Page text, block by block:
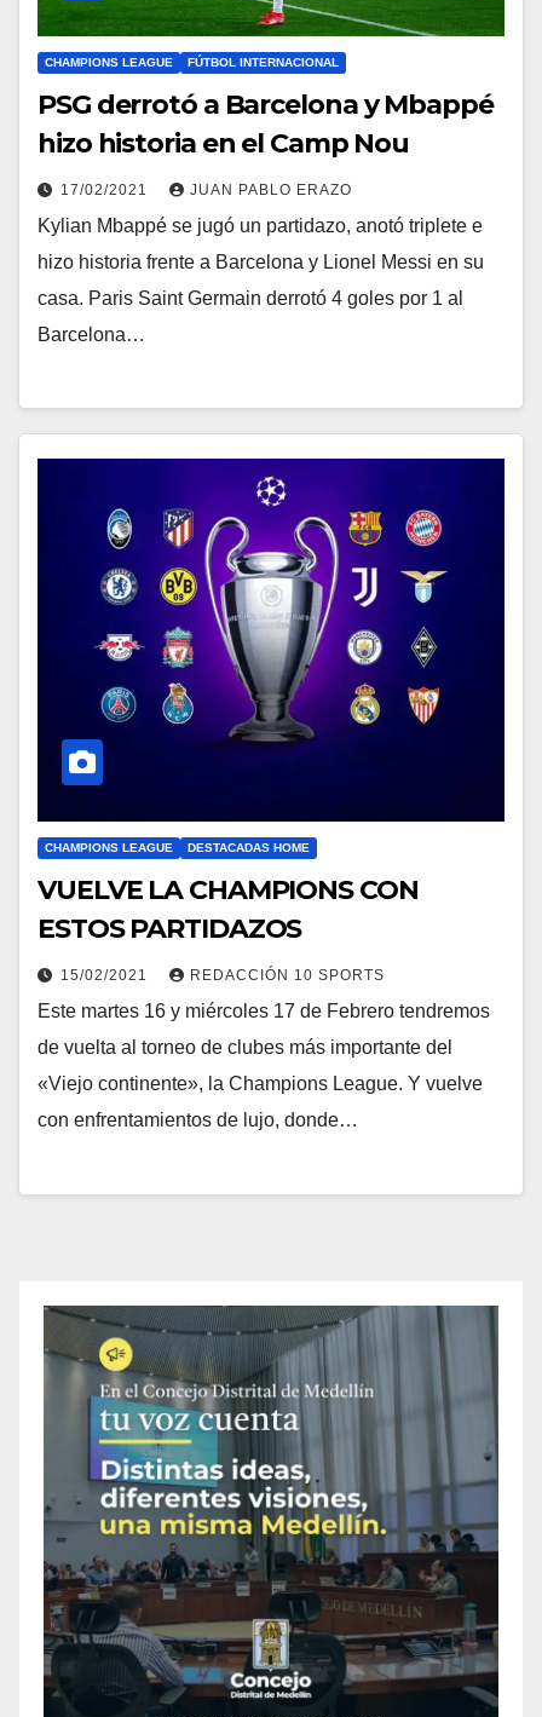
CHAMPIONS LEAGUE FÚTBOL INTERNACIONAL
PSG derrotó a Barcelona y Mbappé
hizo historia en el Camp Nou
17/02/2021 JUAN PABLO ERAZO
Kylian Mbappé se jugó un partidazo, anotó triplete e
hizo historia frente a Barcelona y Lionel Messi en su
casa. Paris Saint Germain derrotó 4 goles por 1 al
Barcelona…
CHAMPIONS LEAGUE DESTACADAS HOME
VUELVE LA CHAMPIONS CON
ESTOS PARTIDAZOS
15/02/2021 REDACCIÓN 10 SPORTS
Este martes 16 y miércoles 17 de Febrero tendremos
de vuelta al torneo de clubes más importante del
«Viejo continente», la Champions League. Y vuelve
con enfrentamientos de lujo, donde…